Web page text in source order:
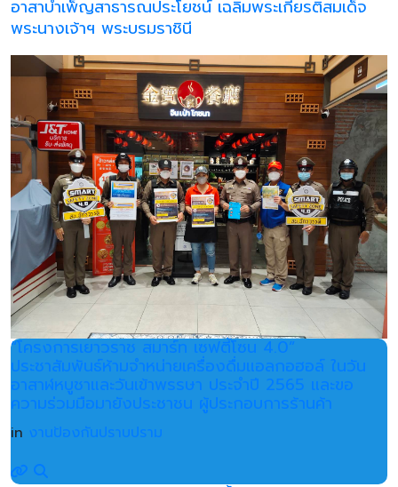
อาสาบำเพ็ญสาธารณประโยชน์ เฉลิมพระเกียรติสมเด็จ
พระนางเจ้าฯ พระบรมราชินี
“โครงการเยาวราช สมาร์ท เซฟตี้โซน 4.0”
ประชาสัมพันธ์ห้ามจำหน่ายเครื่องดื่มแอลกอฮอล์ ในวัน
อาสาฬหบูชาและวันเข้าพรรษา ประจำปี 2565 และขอ
ความร่วมมือมายังประชาชน ผู้ประกอบการร้านค้า
in งานป้องกันปราบปราม